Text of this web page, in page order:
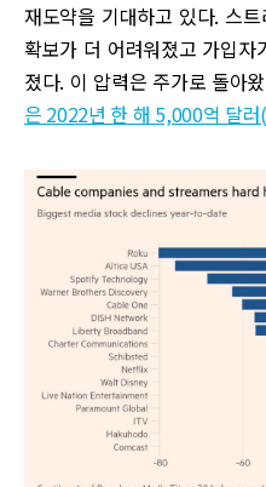
재도약을 기대하고 있다. 스
확보가 더 어려워졌고 가입
졌다. 이 압력은 주가로 돌아
은 2022년 한 해 5,000억 달